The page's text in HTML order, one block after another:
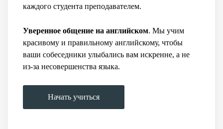
каждого студента преподавателем.
Уверенное общение на английском. Мы учим
красивому и правильному английскому, чтобы
ваши собеседники улыбались вам искренне, а не
из-за несовершенства языка.
Начать учиться